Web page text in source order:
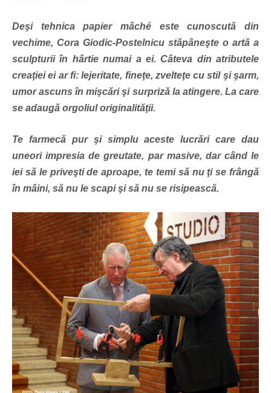
Deşi tehnica papier mâché este cunoscută din
vechime, Cora Giodic-Postelnicu stăpâneşte o artă a
sculpturii în hârtie numai a ei. Câteva din atributele
creaţiei ei ar fi: lejeritate, fineţe, zvelteţe cu stil şi şarm,
umor ascuns în mişcări şi surpriză la atingere. La care
se adaugă orgoliul originalităţii.
Te farmecă pur şi simplu aceste lucrări care dau
uneori impresia de greutate, par masive, dar când le
iei să le priveşti de aproape, te temi să nu ţi se frângă
în mâini, să nu le scapi şi să nu se risipească.